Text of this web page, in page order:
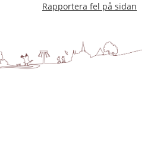
Rapportera fel på sidan